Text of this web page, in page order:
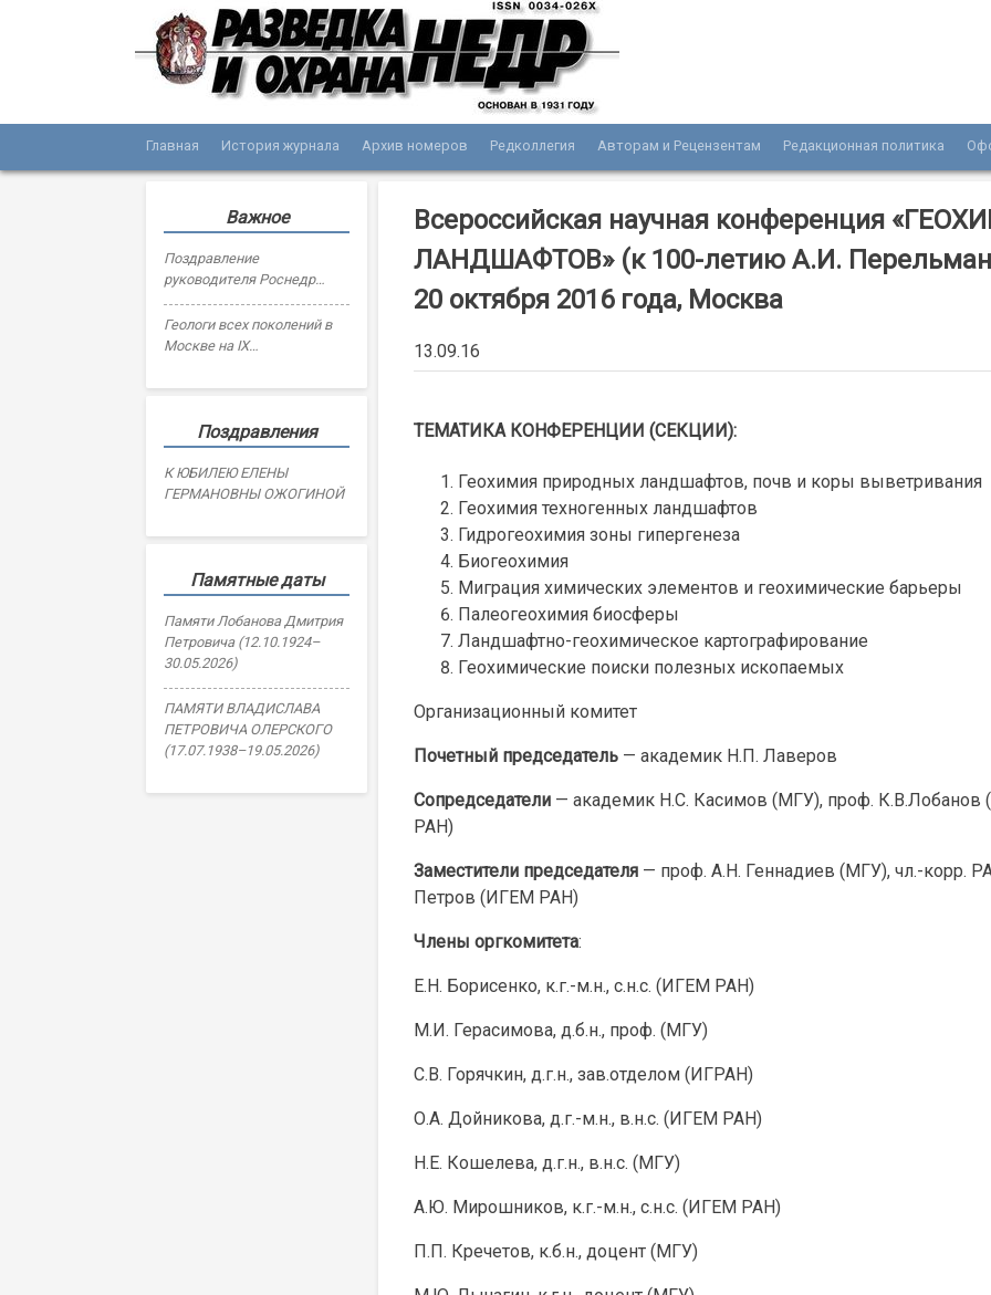
Журнал «Разведка и охрана недр»
Мы рады вас приветствовать на сайте журнала «Разведка и охрана недр»
Главная История журнала Архив номеров Редколлегия Авторам и Рецензентам Редакционная политика
Всероссийская научная конференция
ЛАНДШАФТОВ» (к 100-летию А.И.
20 октября 2016 года, Москва
13.09.16
ТЕМАТИКА КОНФЕРЕНЦИИ (СЕКЦИИ):
Геохимия природных ландшафтов, почв и коры выветривания
Геохимия техногенных ландшафтов
Гидрогеохимия зоны гипергенеза
Биогеохимия
Миграция химических элементов и геохимические барьеры
Палеогеохимия биосферы
Ландшафтно-геохимическое картографирование
Геохимические поиски полезных ископаемых
Организационный комитет
Почетный председатель — академик Н.П. Лаверов
Сопредседатели — академик Н.С. Касимов (МГУ), проф. К.В.Лобанов
РАН)
Заместители председателя — проф. А.Н. Геннадиев (МГУ), чл.-корр.
Петров (ИГЕМ РАН)
Члены оргкомитета:
Е.Н. Борисенко, к.г.-м.н., с.н.с. (ИГЕМ РАН)
М.И. Герасимова, д.б.н., проф. (МГУ)
С.В. Горячкин, д.г.н., зав.отделом (ИГРАН)
О.А. Дойникова, д.г.-м.н., в.н.с. (ИГЕМ РАН)
Н.Е. Кошелева, д.г.н., в.н.с. (МГУ)
А.Ю. Мирошников, к.г.-м.н., с.н.с. (ИГЕМ РАН)
П.П. Кречетов, к.б.н., доцент (МГУ)
Важное
Поздравление
руководителя Роснедр
Олега Казанова с Днем
геолога
Геологи всех поколений в
Москве на IX
геологов
Поздравления
К ЮБИЛЕЮ ЕЛЕНЫ
ГЕРМАНОВНЫ ОЖОГИНОЙ
Памятные даты
Памяти Лобанова Дмитрия
Петровича (12.10.1924–
30.05.2026)
ПАМЯТИ ВЛАДИСЛАВА
ПЕТРОВИЧА ОЛЕРСКОГО
(17.07.1938–19.05.2026)